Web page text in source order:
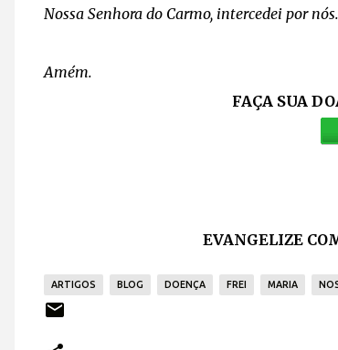
Nossa Senhora do Carmo, intercedei por nós.
Amém.
FAÇA SUA
EVANGELIZE
ARTIGOS BLOG DOENÇA FREI MARIA